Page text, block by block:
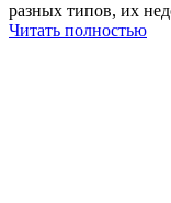
разных типов, их
Читать полностью